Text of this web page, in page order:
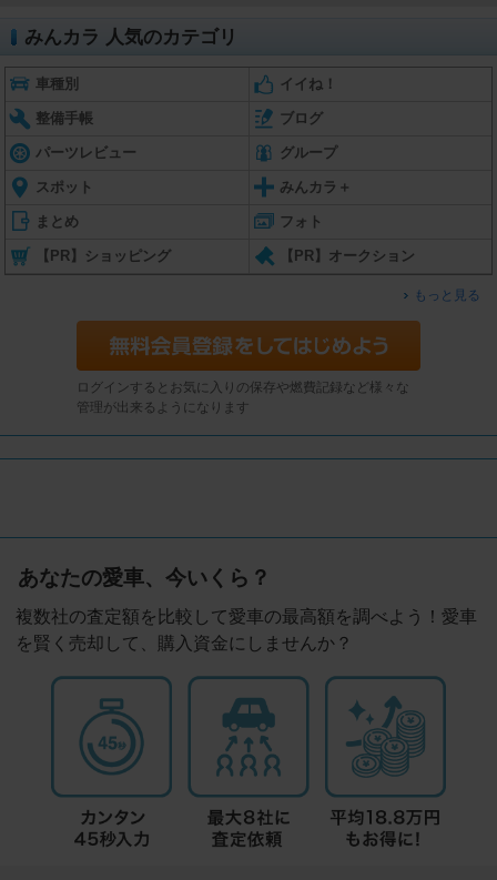
みんカラ 人気のカテゴリ
車種別 イイね！
整備手帳 ブログ
パーツレビュー グループ
スポット みんカラ＋
まとめ フォト
【PR】ショッピング 【PR】オークション
もっと見る
ログインするとお気に入りの保存や燃費記録など様々な
管理が出来るようになります
あなたの愛車、今いくら？
複数社の査定額を比較して愛車の最高額を調べよう！愛車
を賢く売却して、購入資金にしませんか？